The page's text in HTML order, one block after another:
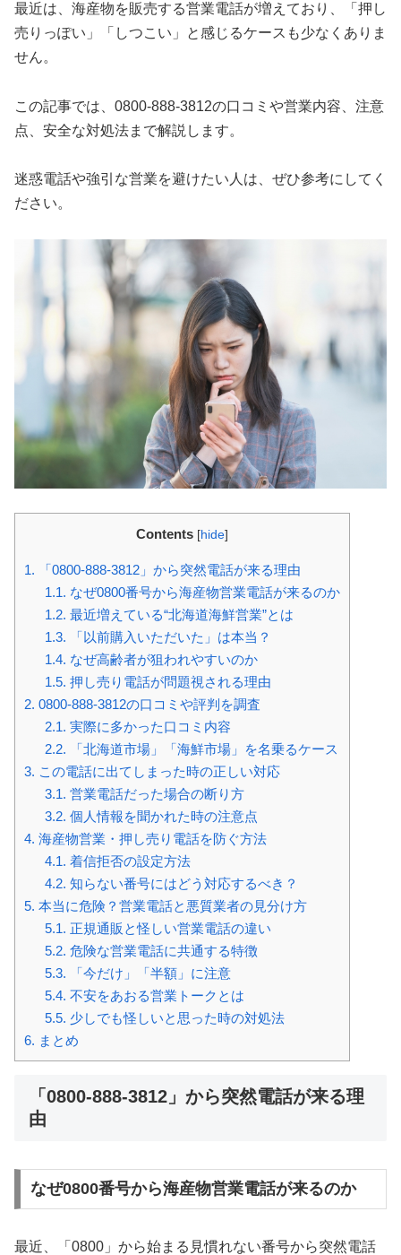
最近は、海産物を販売する営業電話が増えており、「押し
売りっぽい」「しつこい」と感じるケースも少なくありま
せん。
この記事では、0800-888-3812の口コミや営業内容、注意
点、安全な対処法まで解説します。
迷惑電話や強引な営業を避けたい人は、ぜひ参考にしてく
ださい。
Contents [hide]
1. 「0800-888-3812」から突然電話が来る理由
1.1. なぜ0800番号から海産物営業電話が来るのか
1.2. 最近増えている“北海道海鮮営業”とは
1.3. 「以前購入いただいた」は本当？
1.4. なぜ高齢者が狙われやすいのか
1.5. 押し売り電話が問題視される理由
2. 0800-888-3812の口コミや評判を調査
2.1. 実際に多かった口コミ内容
2.2. 「北海道市場」「海鮮市場」を名乗るケース
3. この電話に出てしまった時の正しい対応
3.1. 営業電話だった場合の断り方
3.2. 個人情報を聞かれた時の注意点
4. 海産物営業・押し売り電話を防ぐ方法
4.1. 着信拒否の設定方法
4.2. 知らない番号にはどう対応するべき？
5. 本当に危険？営業電話と悪質業者の見分け方
5.1. 正規通販と怪しい営業電話の違い
5.2. 危険な営業電話に共通する特徴
5.3. 「今だけ」「半額」に注意
5.4. 不安をあおる営業トークとは
5.5. 少しでも怪しいと思った時の対処法
6. まとめ
「0800-888-3812」から突然電話が来る理
由
なぜ0800番号から海産物営業電話が来るのか
最近、「0800」から始まる見慣れない番号から突然電話